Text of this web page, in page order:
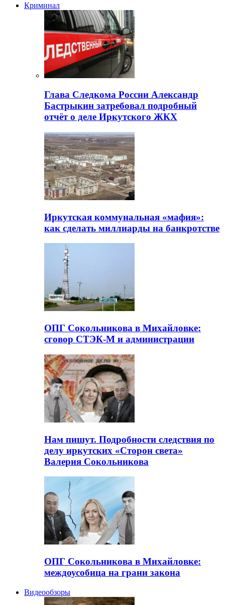
Криминал
Глава Следкома России Александр
Бастрыкин затребовал подробный
отчёт о деле Иркутского ЖКХ
Иркутская коммунальная «мафия»:
как сделать миллиарды на банкротстве
ОПГ Сокольникова в Михайловке:
сговор СТЭК-М и администрации
Нам пишут. Подробности следствия по
делу иркутских «Сторон света»
Валерия Сокольникова
ОПГ Сокольникова в Михайловке:
междоусобица на грани закона
Видеообзоры